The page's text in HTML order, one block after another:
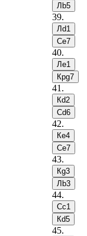
Лb5
39.
Лd1
Сe7
40.
Лe1
Крg7
41 .
Кd2
Сd6
42.
Кe4
Сe7
43.
Кg3
Лb3
44.
Сc1
Кd5
45.